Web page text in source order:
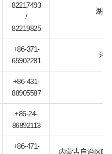
82217493
/
82219825
湖南
+86-371-
65902281
河
+86-431-
88905587
+86-24-
86892113
+86-471-
内蒙古自治区呼